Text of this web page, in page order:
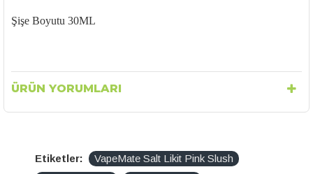
Şişe Boyutu 30ML
ÜRÜN YORUMLARI
Etiketler:
VapeMate Salt Likit Pink Slush